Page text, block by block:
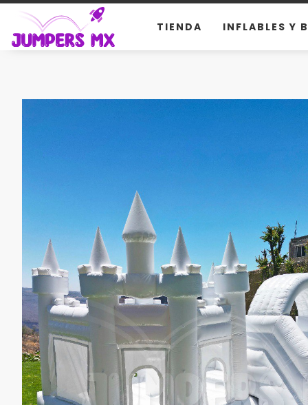
TIENDA INFLABLES Y